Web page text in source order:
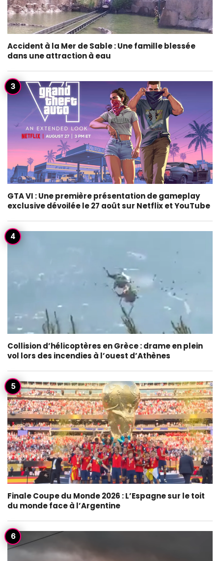
Accident à la Mer de Sable : Une famille blessée
dans une attraction à eau
GTA VI : Une première présentation de gameplay
exclusive dévoilée le 27 août sur Netflix et YouTube
Collision d’hélicoptères en Grèce : drame en plein
vol lors des incendies à l’ouest d’Athènes
Finale Coupe du Monde 2026 : L’Espagne sur le toit
du monde face à l’Argentine